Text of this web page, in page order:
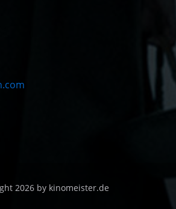
2026 by kinomeister.de